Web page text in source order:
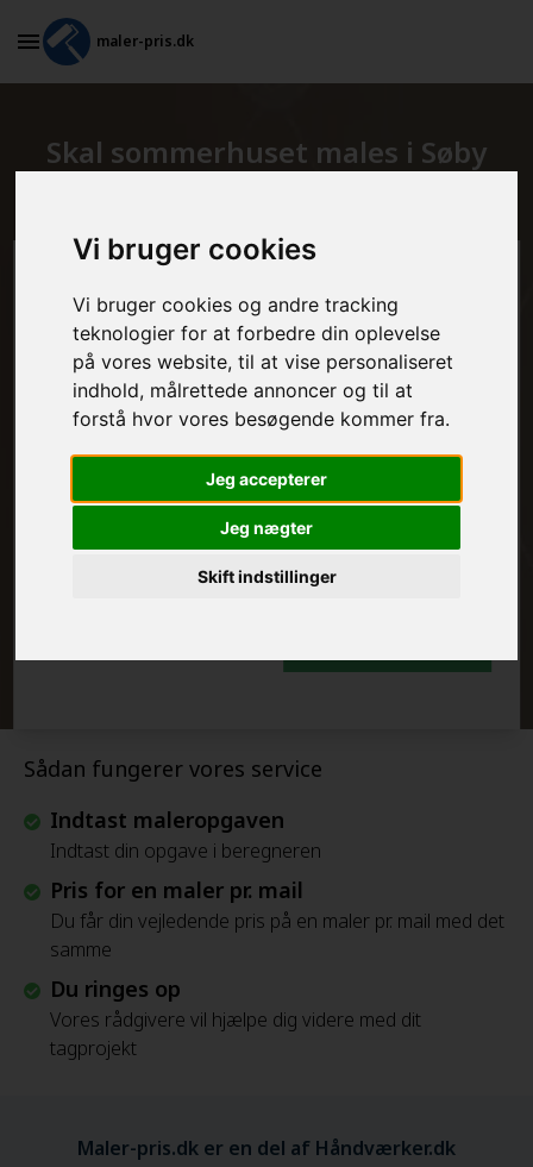
Vi bruger cookies
Vi bruger cookies og andre tracking
teknologier for at forbedre din oplevelse
på vores website, til at vise personaliseret
indhold, målrettede annoncer og til at
forstå hvor vores besøgende kommer fra.
Jeg accepterer
Jeg nægter
Skift indstillinger
maler-pris.dk
Skal sommerhuset males i Søby
Sådan fungerer vores service
Indtast maleropgaven
Indtast din opgave i beregneren
Pris for en maler pr. mail
Du får din vejledende pris på en maler pr. mail med det
samme
Du ringes op
Vores rådgivere vil hjælpe dig videre med dit
tagprojekt
MALEROPGAVER - INDVENDIGT:
FRAFLYTNINGSPAKKE:
Maler-pris.dk er en del af Håndværker.dk